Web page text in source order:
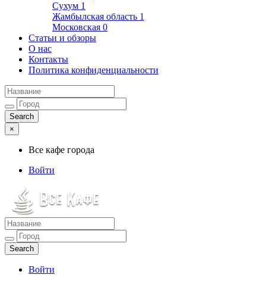
Сухум 1
Жамбылская область 1
Московская 0
Статьи и обзоры
О нас
Контакты
Политика конфиденциальности
×
Все кафе города
Войти
Все кафе города
Каталог хороших кафе
Войти